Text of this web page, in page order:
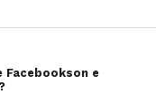
Facebookson e